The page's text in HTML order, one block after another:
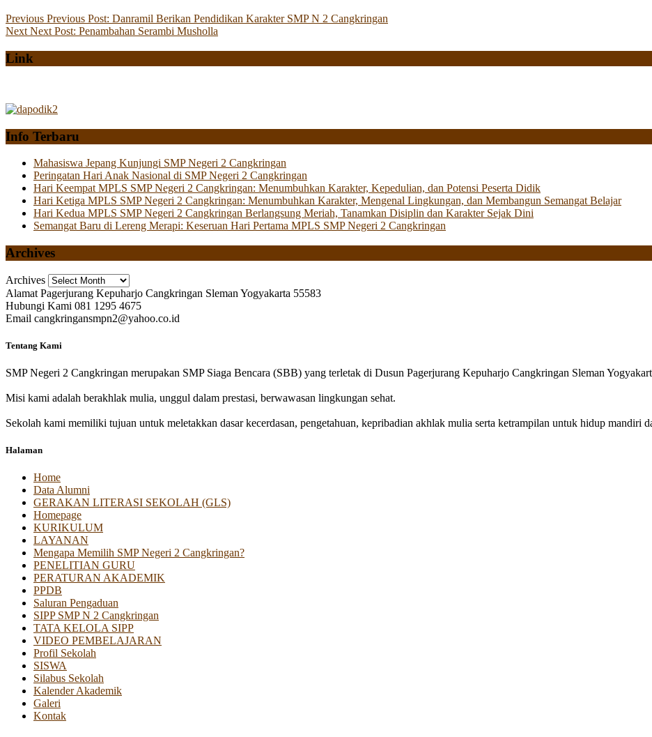
Previous Previous Post: Danramil Berikan Pendidikan Karakter SMP N 2 Cangkringan
Next Next Post: Penambahan Serambi Musholla
Link
Info Terbaru
Mahasiswa Jepang Kunjungi SMP Negeri 2 Cangkringan
Peringatan Hari Anak Nasional di SMP Negeri 2 Cangkringan
Hari Keempat MPLS SMP Negeri 2 Cangkringan: Menumbuhkan Karakter, Kepedulian, dan Potensi Peserta Didik
Hari Ketiga MPLS SMP Negeri 2 Cangkringan: Menumbuhkan Karakter, Mengenal Lingkungan, dan Membangun Semangat Belajar
Hari Kedua MPLS SMP Negeri 2 Cangkringan Berlangsung Meriah, Tanamkan Disiplin dan Karakter Sejak Dini
Semangat Baru di Lereng Merapi: Keseruan Hari Pertama MPLS SMP Negeri 2 Cangkringan
Archives
Archives
Alamat Pagerjurang Kepuharjo Cangkringan Sleman Yogyakarta 55583
Hubungi Kami 081 1295 4675
Email cangkringansmpn2@yahoo.co.id
Tentang Kami
SMP Negeri 2 Cangkringan merupakan SMP Siaga Bencara (SBB) yang terletak di Dusun Pagerjurang Kepuharjo Cangkringan Sleman
Misi kami adalah berakhlak mulia, unggul dalam prestasi, berwawasan lingkungan sehat.
Sekolah kami memiliki tujuan untuk meletakkan dasar kecerdasan, pengetahuan, kepribadian akhlak mulia serta ketrampilan untuk hidup mandiri
Halaman
Home
Data Alumni
GERAKAN LITERASI SEKOLAH (GLS)
Homepage
KURIKULUM
LAYANAN
Mengapa Memilih SMP Negeri 2 Cangkringan?
PENELITIAN GURU
PERATURAN AKADEMIK
PPDB
Saluran Pengaduan
SIPP SMP N 2 Cangkringan
TATA KELOLA SIPP
VIDEO PEMBELAJARAN
Profil Sekolah
SISWA
Silabus Sekolah
Kalender Akademik
Galeri
Kontak